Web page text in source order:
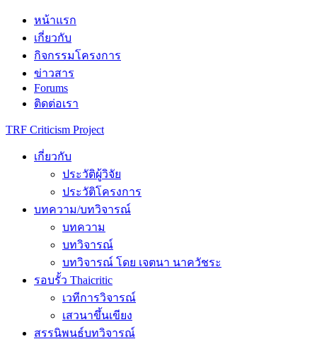
Skip
content
หน้าแรก
เกี่ยวกับ
กิจกรรมโครงการ
ข่าวสาร
Forums
ติดต่อเรา
TRF Criticism Project
เกี่ยวกับ
ประวัติผู้วิจัย
ประวัติโครงการ
บทความ/บทวิจารณ์
บทความ
บทวิจารณ์
บทวิจารณ์ โดย เจตนา นาควัชระ
รอบรั้ว Thaicritic
เวทีการวิจารณ์
เสวนาขึ้นเขียง
สรรนิพนธ์บทวิจารณ์